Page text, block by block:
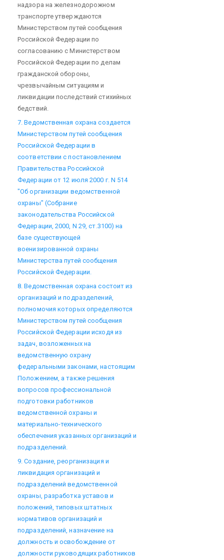
надзора на железнодорожном
транспорте утверждаются
Министерством путей сообщения
Российской Федерации по
согласованию с Министерством
Российской Федерации по делам
гражданской обороны,
чрезвычайным ситуациям и
ликвидации последствий стихийных
бедствий.
7. Ведомственная охрана создается
Министерством путей сообщения
Российской Федерации в
соответствии с постановлением
Правительства Российской
Федерации от 12 июля 2000 г. N 514
"Об организации ведомственной
охраны" (Собрание
законодательства Российской
Федерации, 2000, N 29, ст.3100) на
базе существующей
военизированной охраны
Министерства путей сообщения
Российской Федерации.
8. Ведомственная охрана состоит из
организаций и подразделений,
полномочия которых определяются
Министерством путей сообщения
Российской Федерации исходя из
задач, возложенных на
ведомственную охрану
федеральными законами, настоящим
Положением, а также решения
вопросов профессиональной
подготовки работников
ведомственной охраны и
материально-технического
обеспечения указанных организаций и
подразделений.
9. Создание, реорганизация и
ликвидация организаций и
подразделений ведомственной
охраны, разработка уставов и
положений, типовых штатных
нормативов организаций и
подразделений, назначение на
должность и освобождение от
должности руководящих работников